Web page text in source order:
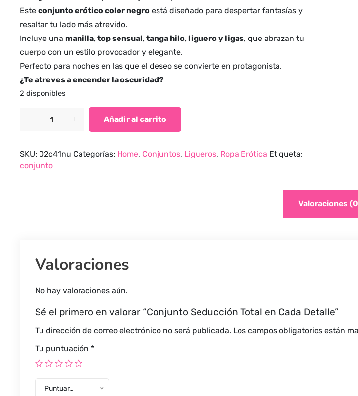
Este conjunto erótico color negro está diseñado para despertar fantasías y
resaltar tu lado más atrevido.
Incluye una manilla, top sensual, tanga hilo, liguero y ligas, que abrazan tu
cuerpo con un estilo provocador y elegante.
Perfecto para noches en las que el deseo se convierte en protagonista.
¿Te atreves a encender la oscuridad?
2 disponibles
Seducción
Cada
Detalle
Añadir al carrito
SKU: 02c41nu Categorías: Home, Conjuntos, Ligueros, Ropa Erótica Etiqueta:
conjunto
Valoraciones
Valoraciones
No hay valoraciones aún.
Sé el primero en valorar “Conjunto Seducción Total en Cada Detalle”
Tu dirección de correo electrónico no será publicada. Los campos obligatorios están
Tu puntuación *
Puntuar…